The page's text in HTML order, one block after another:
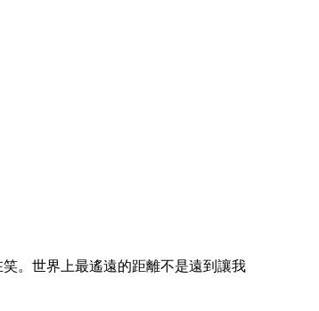
。世界上最遙遠的距離不是遠到讓我